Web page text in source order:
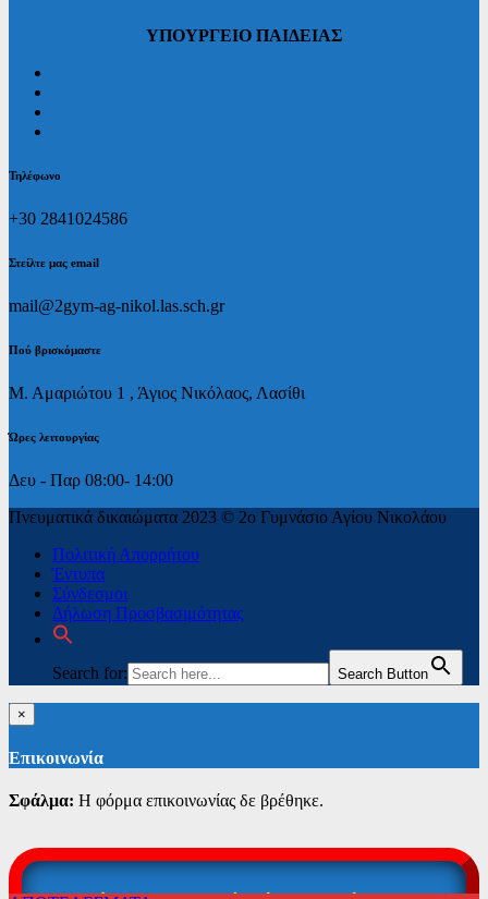
ΥΠΟΥΡΓΕΙΟ ΠΑΙΔΕΙΑΣ
Τηλέφωνο
+30 2841024586
Στείλτε μας email
mail@2gym-ag-nikol.las.sch.gr
Πoύ βρισκόμαστε
Μ. Αμαριώτου 1 , Άγιος Νικόλαος, Λασίθι
Ώρες λειτουργίας
Δευ - Παρ 08:00- 14:00
Πνευματικά δικαιώματα 2023 © 2ο Γυμνάσιο Αγίου Νικολάου
Πολιτική Απορρήτου
Έντυπα
Σύνδεσμοι
Δήλωση Προσβασιμότητας
Search for: Search Button
×
Επικοινωνία
Σφάλμα: Η φόρμα επικοινωνίας δε βρέθηκε.